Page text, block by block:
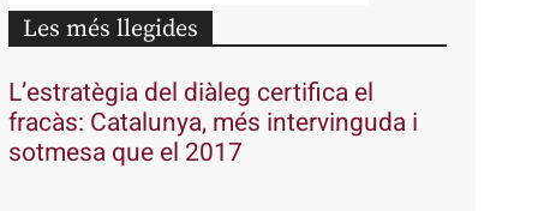
Les més llegides
L’estratègia del diàleg certifica el
fracàs: Catalunya, més intervinguda i
sotmesa que el 2017